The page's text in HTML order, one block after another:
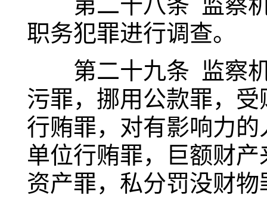
职务犯罪进行调查。
第二十九条 监察机
污罪，挪用公款罪，
行贿罪，对有影响力
单位行贿罪，巨额财
资产罪，私分罚没财